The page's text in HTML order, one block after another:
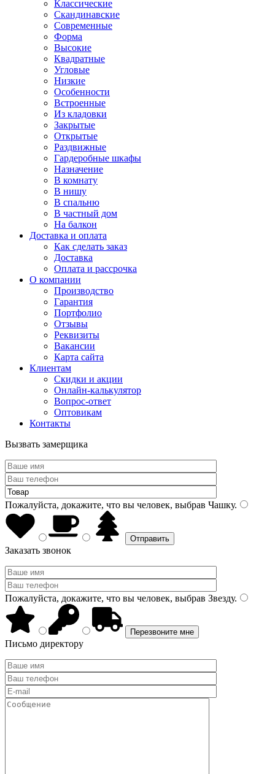
Классические
Скандинавские
Современные
Форма
Высокие
Квадратные
Угловые
Низкие
Особенности
Встроенные
Из кладовки
Закрытые
Открытые
Раздвижные
Гардеробные шкафы
Назначение
В комнату
В нишу
В спальню
В частный дом
На балкон
Доставка и оплата
Как сделать заказ
Доставка
Оплата и рассрочка
О компании
Производство
Гарантия
Портфолио
Отзывы
Реквизиты
Вакансии
Карта сайта
Клиентам
Скидки и акции
Онлайн-калькулятор
Вопрос-ответ
Оптовикам
Контакты
Вызвать замерщика
Пожалуйста, докажите, что вы человек, выбрав Чашку.
Заказать звонок
Пожалуйста, докажите, что вы человек, выбрав Звезду.
Письмо директору